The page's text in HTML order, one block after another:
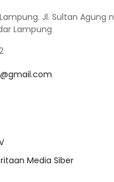
Jl. Sultan Agung
Lampung
Media Siber